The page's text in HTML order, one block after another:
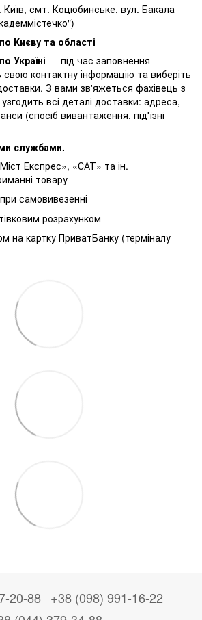
Київ, смт. Коцюбинське, вул. Бакала
Києву та області
Україні — під час заповнення
контактну інформацію та виберіть
З вами зв'яжеться фахівець з
узгодить всі деталі доставки: адреса,
(спосіб вивантаження, під'їзні
службами.
Експрес», «САТ» та ін.
товару
самовивезенні
розрахунком
на картку ПриватБанку (терміналу
20-88 +38 (098) 991-16-22